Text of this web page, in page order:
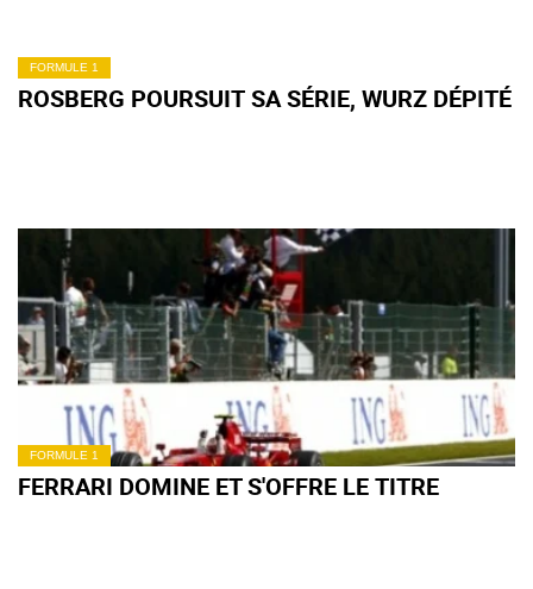
FORMULE 1
ROSBERG POURSUIT SA SÉRIE, WURZ DÉPITÉ
FORMULE 1
FERRARI DOMINE ET S'OFFRE LE TITRE